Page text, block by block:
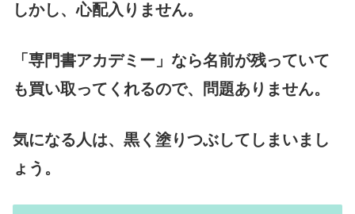
しかし、心配入りません。
「専門書アカデミー」なら名前が残っていて
も買い取ってくれるので、問題ありません。
気になる人は、黒く塗りつぶしてしまいまし
ょう。